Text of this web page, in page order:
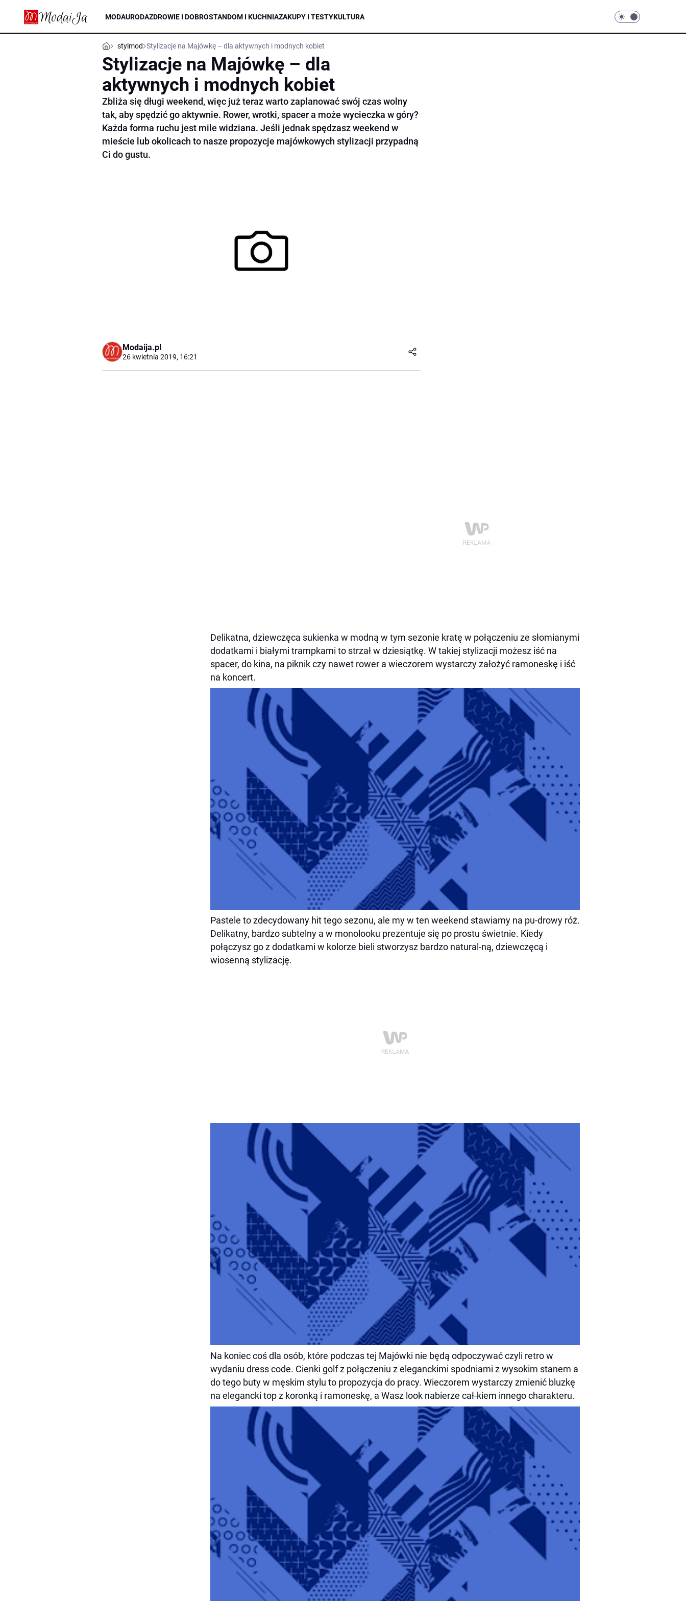
MODAURODAZDROWIE I DOBROSTANDOM I KUCHNIAZAKUPY I TESTYKULTURA
stylmod Stylizacje na Majówkę – dla aktywnych i modnych kobiet
Stylizacje na Majówkę – dla
aktywnych i modnych kobiet
Zbliża się długi weekend, więc już teraz warto zaplanować swój czas wolny
tak, aby spędzić go aktywnie. Rower, wrotki, spacer a może wycieczka w góry?
Każda forma ruchu jest mile widziana. Jeśli jednak spędzasz weekend w
mieście lub okolicach to nasze propozycje majówkowych stylizacji przypadną
Ci do gustu.
Modaija.pl
26 kwietnia 2019, 16:21
Delikatna, dziewczęca sukienka w modną w tym sezonie kratę w połączeniu ze słomianymi
dodatkami i białymi trampkami to strzał w dziesiątkę. W takiej stylizacji możesz iść na
spacer, do kina, na piknik czy nawet rower a wieczorem wystarczy założyć ramoneskę i iść
na koncert.
Pastele to zdecydowany hit tego sezonu, ale my w ten weekend stawiamy na pu-drowy róż.
Delikatny, bardzo subtelny a w monolooku prezentuje się po prostu świetnie. Kiedy
połączysz go z dodatkami w kolorze bieli stworzysz bardzo natural-ną, dziewczęcą i
wiosenną stylizację.
Na koniec coś dla osób, które podczas tej Majówki nie będą odpoczywać czyli retro w
wydaniu dress code. Cienki golf z połączeniu z eleganckimi spodniami z wysokim stanem a
do tego buty w męskim stylu to propozycja do pracy. Wieczorem wystarczy zmienić bluzkę
na elegancki top z koronką i ramoneskę, a Wasz look nabierze cał-kiem innego charakteru.